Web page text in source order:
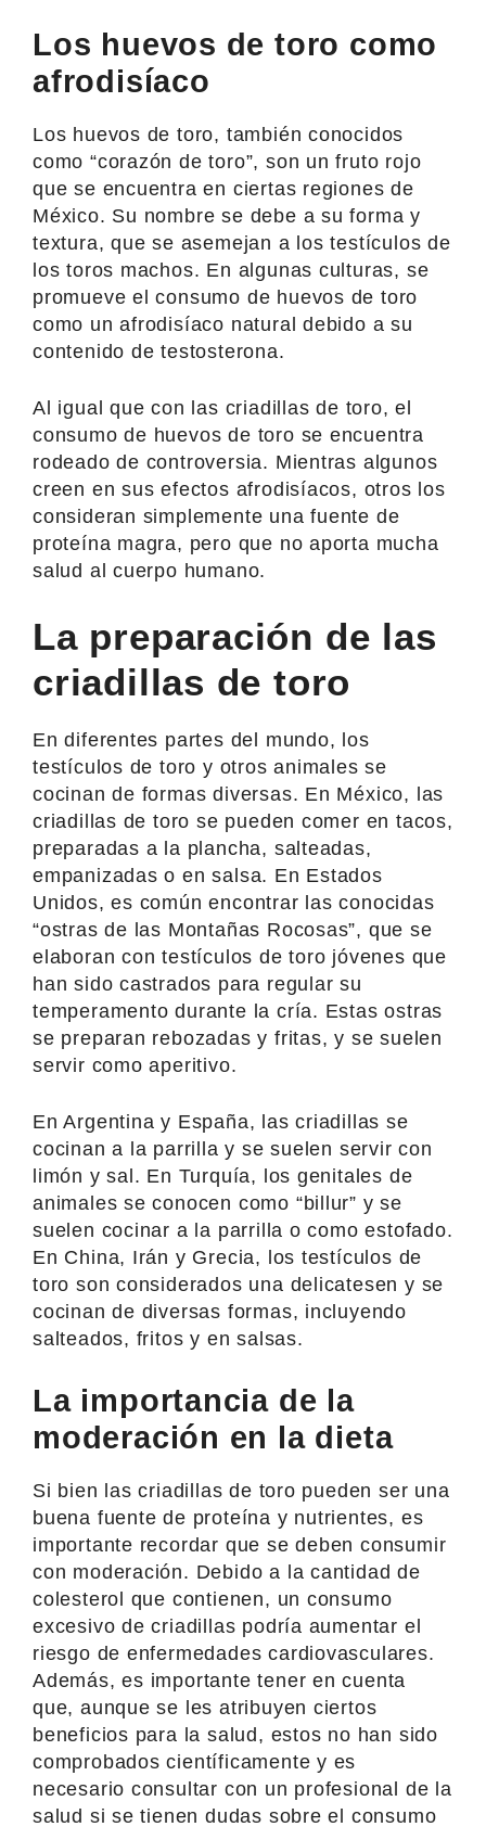
Los huevos de toro como
afrodisíaco
Los huevos de toro, también conocidos
como “corazón de toro”, son un fruto rojo
que se encuentra en ciertas regiones de
México. Su nombre se debe a su forma y
textura, que se asemejan a los testículos de
los toros machos. En algunas culturas, se
promueve el consumo de huevos de toro
como un afrodisíaco natural debido a su
contenido de testosterona.
Al igual que con las criadillas de toro, el
consumo de huevos de toro se encuentra
rodeado de controversia. Mientras algunos
creen en sus efectos afrodisíacos, otros los
consideran simplemente una fuente de
proteína magra, pero que no aporta mucha
salud al cuerpo humano.
La preparación de las
criadillas de toro
En diferentes partes del mundo, los
testículos de toro y otros animales se
cocinan de formas diversas. En México, las
criadillas de toro se pueden comer en tacos,
preparadas a la plancha, salteadas,
empanizadas o en salsa. En Estados
Unidos, es común encontrar las conocidas
“ostras de las Montañas Rocosas”, que se
elaboran con testículos de toro jóvenes que
han sido castrados para regular su
temperamento durante la cría. Estas ostras
se preparan rebozadas y fritas, y se suelen
servir como aperitivo.
En Argentina y España, las criadillas se
cocinan a la parrilla y se suelen servir con
limón y sal. En Turquía, los genitales de
animales se conocen como “billur” y se
suelen cocinar a la parrilla o como estofado.
En China, Irán y Grecia, los testículos de
toro son considerados una delicatesen y se
cocinan de diversas formas, incluyendo
salteados, fritos y en salsas.
La importancia de la
moderación en la dieta
Si bien las criadillas de toro pueden ser una
buena fuente de proteína y nutrientes, es
importante recordar que se deben consumir
con moderación. Debido a la cantidad de
colesterol que contienen, un consumo
excesivo de criadillas podría aumentar el
riesgo de enfermedades cardiovasculares.
Además, es importante tener en cuenta
que, aunque se les atribuyen ciertos
beneficios para la salud, estos no han sido
comprobados científicamente y es
necesario consultar con un profesional de la
salud si se tienen dudas sobre el consumo